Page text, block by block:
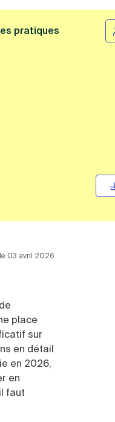
pratiques
03 avril 2026
place
sur
en détail
en 2026,
en
faut